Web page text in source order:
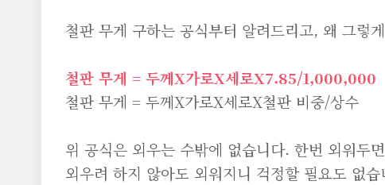
철판 무게 구하는 공식부터 알려드리고, 왜 그렇
철판 무게 = 두께X가로X세로X7.85/1,000,000
철판 무게 = 두께X가로X세로X철판 비중/상수
위 공식은 외우는 수밖에 없습니다. 한번 외워두
외우려 하지 않아도 외워지니 걱정할 필요도 없